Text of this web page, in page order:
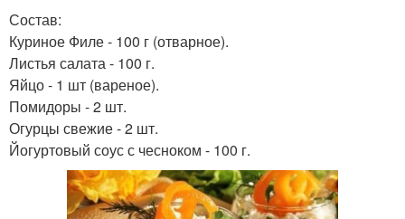
Состав:
Куриное Филе - 100 г (отварное).
Листья салата - 100 г.
Яйцо - 1 шт (вареное).
Помидоры - 2 шт.
Огурцы свежие - 2 шт.
Йогуртовый соус с чесноком - 100 г.